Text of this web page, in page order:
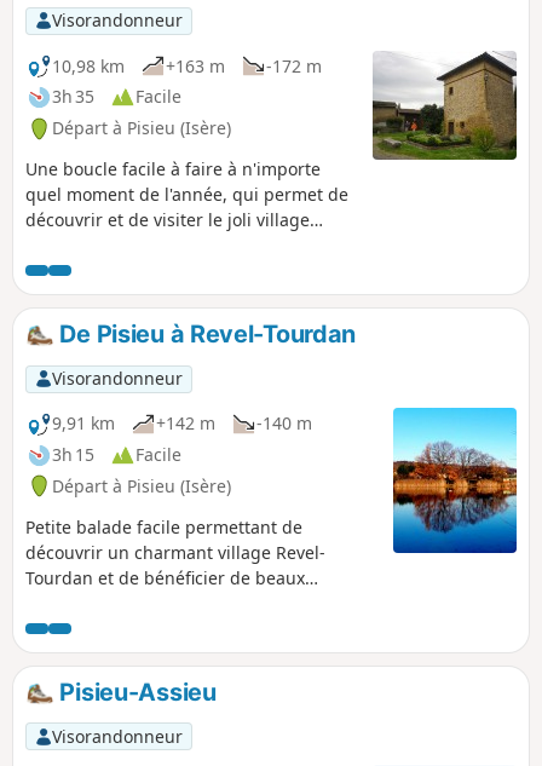
Visorandonneur
10,98 km
+163 m
-172 m
3h 35
Facile
Départ à Pisieu (Isère)
Une boucle facile à faire à n'importe
quel moment de l'année, qui permet de
découvrir et de visiter le joli village
au départ, ainsi que la partie en plaine
en seconde partie de parcours
permettent de profiter de paysages qui
vont des Alpes au Massif Central. A faire
les veilles de pluie afin d'avoir un ciel
clair, ce qui donne de superbes vues
très lointaines et très dégagées.
De Pisieu à Revel-Tourdan
Visorandonneur
9,91 km
+142 m
-140 m
3h 15
Facile
Départ à Pisieu (Isère)
Petite balade facile permettant de
découvrir un charmant village Revel-
Tourdan et de bénéficier de beaux
Pisieu-Assieu
Visorandonneur